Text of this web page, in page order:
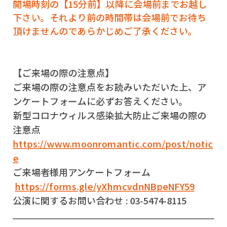
開場時刻の【15分前】以降に会場前までお越し
下さい。それより前の時間帯は会場前でお待ち
頂けませんのであらかじめご了承ください。
【ご来場の際の注意点】
ご来場の際の注意点をお読みいただいた上、ア
ンケートフォームに必ずお答えください。
新型コロナウィルス感染拡大防止ご来場の際の
注意点
https://www.moonromantic.com/post/notic
e
ご来場者様用アンケートフォーム
https://forms.gle/yXhmcvdnNBpeNFY59
公演に関するお問い合わせ : 03-5474-8115